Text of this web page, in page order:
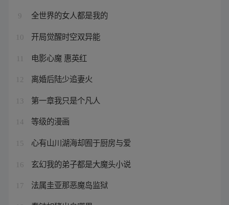
9 全世界的女人都是我的
10 开局觉醒时空双异能
电影心魔 惠英红
12 离婚后陆少追妻火
13 第一章我只是个凡人
14 等级的漫画
15 心有山川湖海却囿于厨房与爱
16 玄幻我的弟子都是大魔头小说
17 法属圭亚那恶魔岛监狱